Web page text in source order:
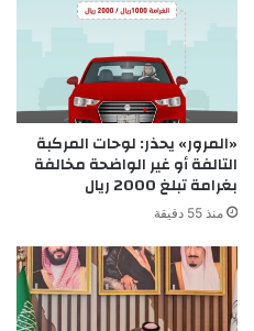
«المرور» يحذر: لوحات المركبة
التالفة أو غير الواضحة مخالفة
بغرامة تبلغ 2000 ريال
منذ 55 دقيقة